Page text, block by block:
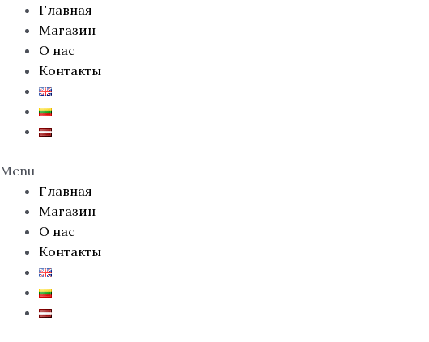
Главная
Магазин
О нас
Контакты
Menu
Главная
Магазин
О нас
Контакты